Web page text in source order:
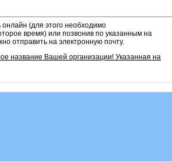
онлайн (для этого необходимо
время) или позвонив по указанным на
отправить на электронную почту.
название Вашей организации! Указанная на